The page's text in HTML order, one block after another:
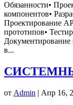
Обязанности•
компонентов•
Проектирование
прототипов•
Документирование
в...
от Admin | Апр 16,